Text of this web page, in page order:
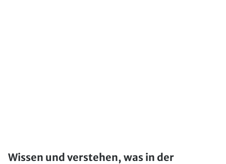
Wissen und verstehen, was in der